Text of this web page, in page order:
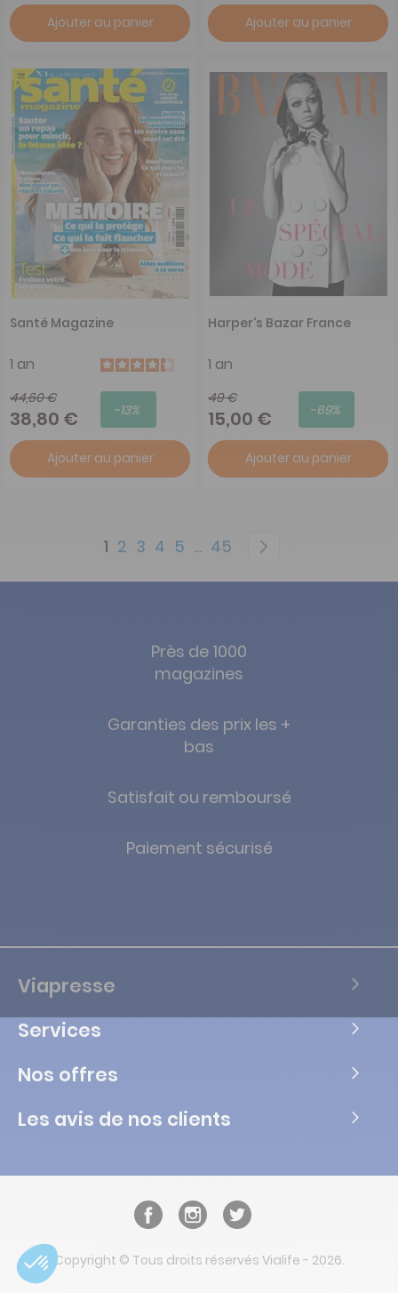
Ajouter au panier Ajouter au panier
Santé Magazine
1 an
44,60 €
38,80 € -13%
Ajouter au panier
Harper's Bazar France
1 an
49 €
15,00 € -69%
Ajouter au panier
Page
You're currently reading page
1 Page
2 Page
3 Page
4 Page
5 ... Page
45
Près de 1000
magazines
Garanties des prix les +
bas
Satisfait ou remboursé
Paiement sécurisé
Viapresse
Services
Nos offres
Les avis de nos clients
Copyright © Tous droits réservés Vialife - 2026.